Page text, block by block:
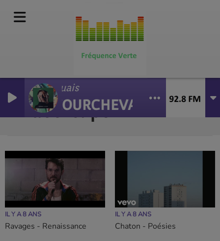
Ouais
COURCHEVAL
Vidéo-clips
IL Y A 8 ANS
Ravages - Renaissance
IL Y A 8 ANS
Chaton - Poésies